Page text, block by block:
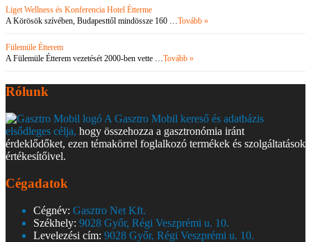
Liget Wellness és Konferencia Hotel Étterme
A Körösök szívében, Budapesttől mindössze 160 … Tovább »
Fülemüle Étterem
A Fülemüle Étterem vezetését 2000-ben vette … Tovább »
Rólunk
A Gasztro Mobil kereső és adatbázis
elsődleges célja, hogy összehozza a gasztronómia iránt
érdeklődőket, ezen témakörrel foglalkozó termékek és szolgáltatások
értékesítőivel.
Cégadatok
Cégnév: Gasztro Net Kft.
Székhely: 9028 Győr, Régi Veszprémi u. 10.
Levelezési cím: 9028 Győr, Régi Veszprémi u. 10.